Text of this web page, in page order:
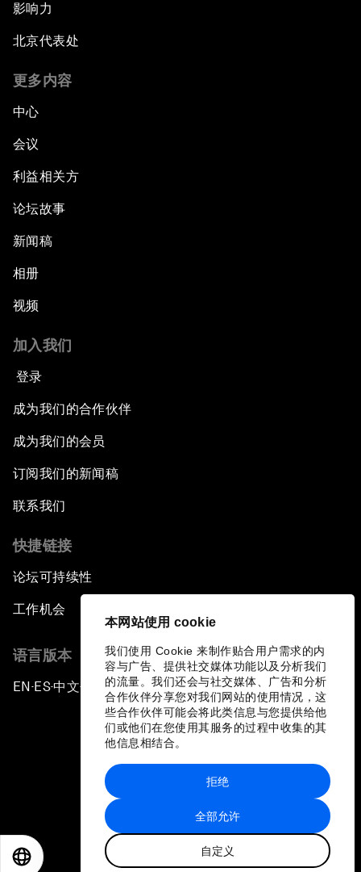
本网站使用 cookie
我们使用 Cookie 来制作贴合用户需求的内
容与广告、提供社交媒体功能以及分析我们
的流量。我们还会与社交媒体、广告和分析
合作伙伴分享您对我们网站的使用情况，这
些合作伙伴可能会将此类信息与您提供给他
们或他们在您使用其服务的过程中收集的其
他信息相结合。
全部允许
自定义
拒绝
影响力
北京代表处
更多内容
中心
会议
利益相关方
论坛故事
新闻稿
相册
视频
加入我们
登录
成为我们的合作伙伴
成为我们的会员
订阅我们的新闻稿
联系我们
快捷链接
论坛可持续性
工作机会
语言版本
EN ▪ES▪中文▪ 日本語
站点地图
世界经济论坛